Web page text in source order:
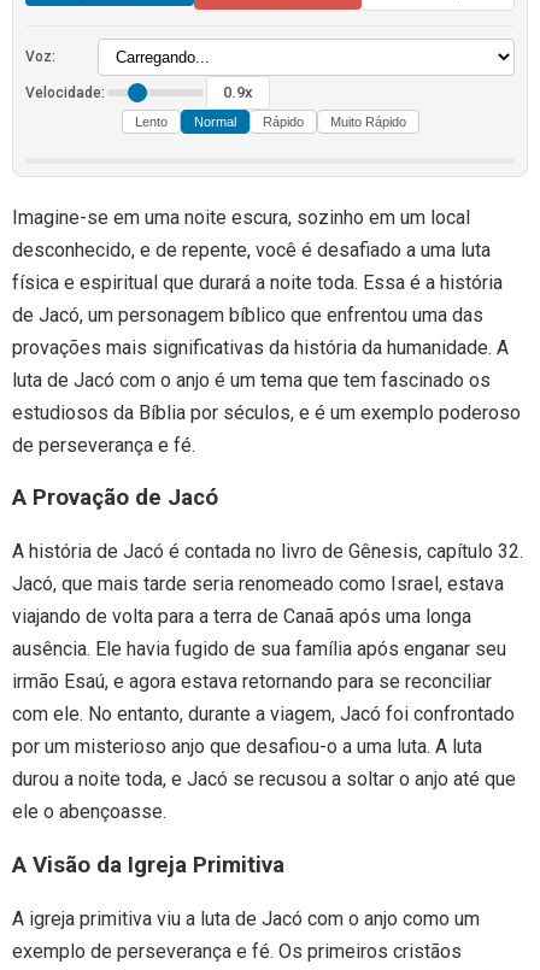
Voz:
Velocidade: 0.9x
Lento Normal Rápido Muito Rápido
Imagine-se em uma noite escura, sozinho em um local
desconhecido, e de repente, você é desafiado a uma luta
física e espiritual que durará a noite toda. Essa é a história
de Jacó, um personagem bíblico que enfrentou uma das
provações mais significativas da história da humanidade. A
luta de Jacó com o anjo é um tema que tem fascinado os
estudiosos da Bíblia por séculos, e é um exemplo poderoso
de perseverança e fé.
A Provação de Jacó
A história de Jacó é contada no livro de Gênesis, capítulo 32.
Jacó, que mais tarde seria renomeado como Israel, estava
viajando de volta para a terra de Canaã após uma longa
ausência. Ele havia fugido de sua família após enganar seu
irmão Esaú, e agora estava retornando para se reconciliar
com ele. No entanto, durante a viagem, Jacó foi confrontado
por um misterioso anjo que desafiou-o a uma luta. A luta
durou a noite toda, e Jacó se recusou a soltar o anjo até que
ele o abençoasse.
A Visão da Igreja Primitiva
A igreja primitiva viu a luta de Jacó com o anjo como um
exemplo de perseverança e fé. Os primeiros cristãos